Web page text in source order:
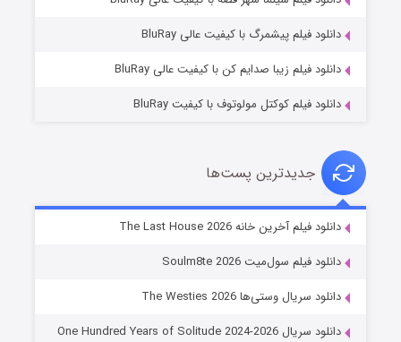
خاندان اژدها فصل ۳
دانلود فیلم پیشمرگ با کیفیت عالی BluRay
دانلود فیلم زیبا صدایم کن با کیفیت عالی BluRay
دانلود فیلم کوکتل مولوتوف با کیفیت BluRay
جدیدترین پست‌ها
دانلود فیلم آخرین خانه The Last House 2026
دانلود فیلم سول‌میت Soulm8te 2026
دانلود سریال وستی‌ها The Westies 2026
دانلود سریال One Hundred Years of Solitude 2024-2026